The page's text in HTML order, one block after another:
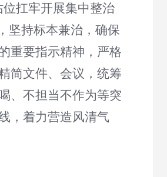
扛牢开展集中整治
坚持标本兼治，确保
重要指示精神，严格
简文件、会议，统筹
、不担当不作为等突
，着力营造风清气